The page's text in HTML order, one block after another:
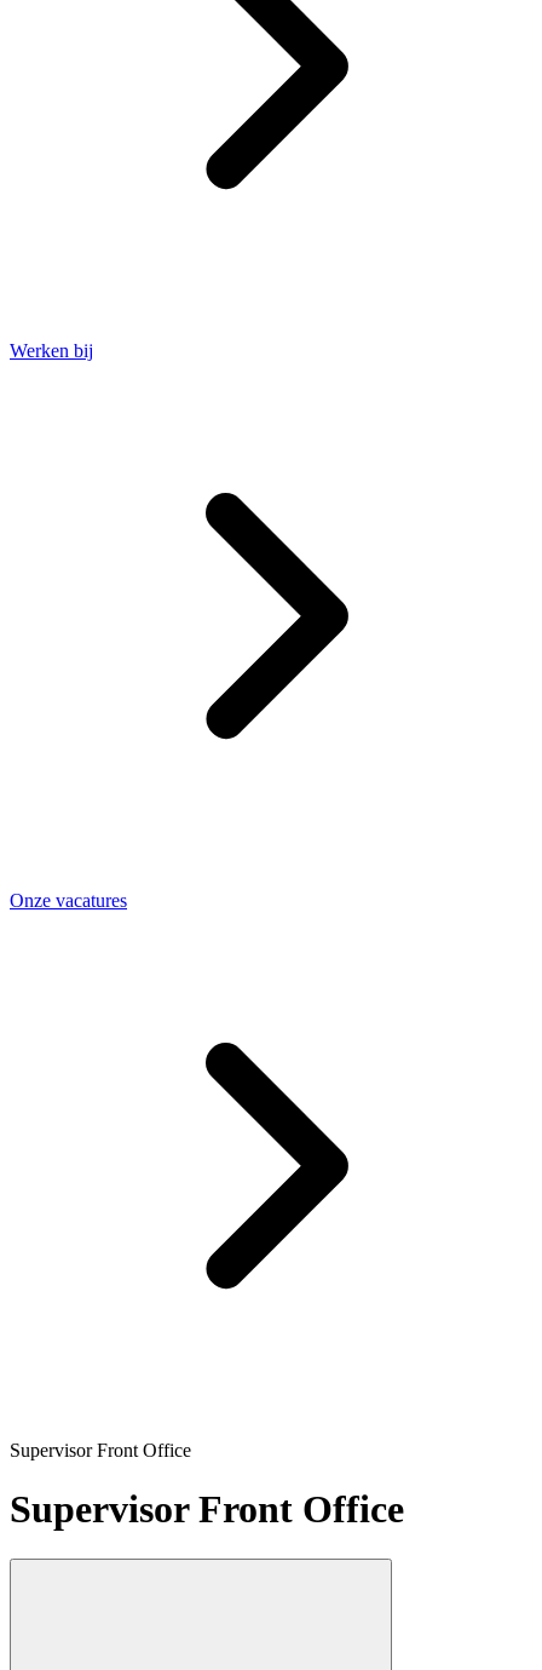
Werken bij
Onze vacatures
Supervisor Front Office
Supervisor Front Office